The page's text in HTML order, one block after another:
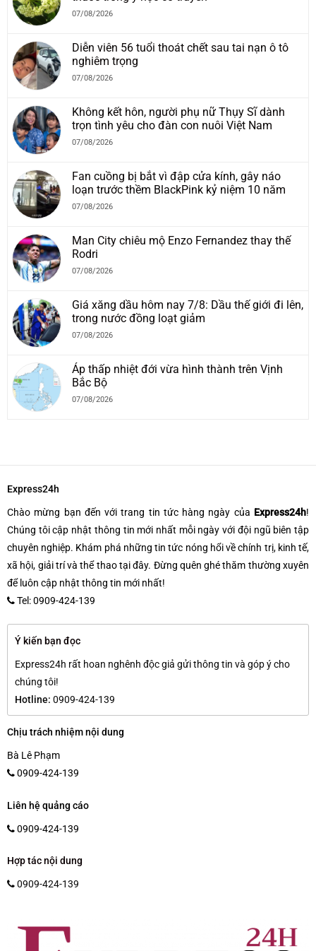
07/08/2026
Diễn viên 56 tuổi thoát chết sau tai nạn ô tô
nghiêm trọng
07/08/2026
Không kết hôn, người phụ nữ Thụy Sĩ dành
trọn tình yêu cho đàn con nuôi Việt Nam
07/08/2026
Fan cuồng bị bắt vì đập cửa kính, gây náo
loạn trước thềm BlackPink kỷ niệm 10 năm
07/08/2026
Man City chiêu mộ Enzo Fernandez thay thế
Rodri
07/08/2026
Giá xăng dầu hôm nay 7/8: Dầu thế giới đi lên,
trong nước đồng loạt giảm
07/08/2026
Áp thấp nhiệt đới vừa hình thành trên Vịnh
Bắc Bộ
07/08/2026
Express24h
Chào mừng bạn đến với trang tin tức hàng ngày của Express24h!
Chúng tôi cập nhật thông tin mới nhất mỗi ngày với đội ngũ biên tập
chuyên nghiệp. Khám phá những tin tức nóng hổi về chính trị, kinh tế,
xã hội, giải trí và thể thao tại đây. Đừng quên ghé thăm thường xuyên
để luôn cập nhật thông tin mới nhất!
Tel: 0909-424-139
Ý kiến bạn đọc
Express24h rất hoan nghênh độc giả gửi thông tin và góp ý cho
chúng tôi!
Hotline: 0909-424-139
Chịu trách nhiệm nội dung
Bà Lê Phạm
0909-424-139
Liên hệ quảng cáo
0909-424-139
Hợp tác nội dung
0909-424-139